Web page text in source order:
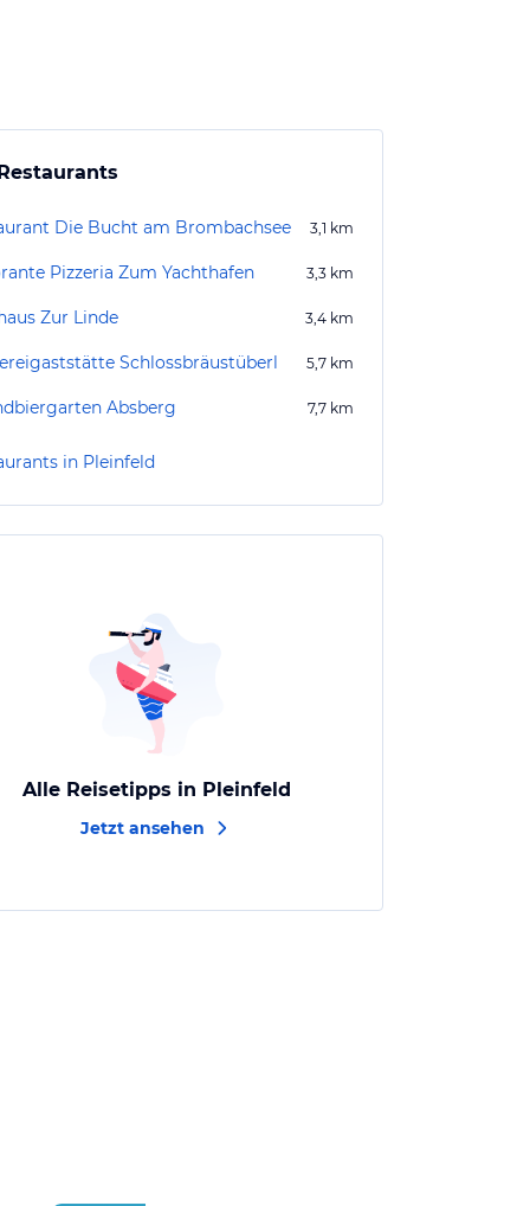
Die Bucht am Brombachsee 3,1 km
Pizzeria Zum Yachthafen 3,3 km
Zur Linde 3,4 km
Schlossbräustüberl 5,7 km
Absberg 7,7 km
in Pleinfeld
Alle Reisetipps in Pleinfeld
Jetzt ansehen